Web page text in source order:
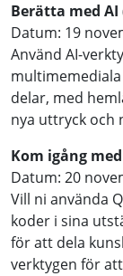
Berätta med
Datum: 19
Använd AI-
delar, med
nya uttryck och
Kom igång
Datum: 20
Vill ni använda
koder i sina
för att dela
verktygen för